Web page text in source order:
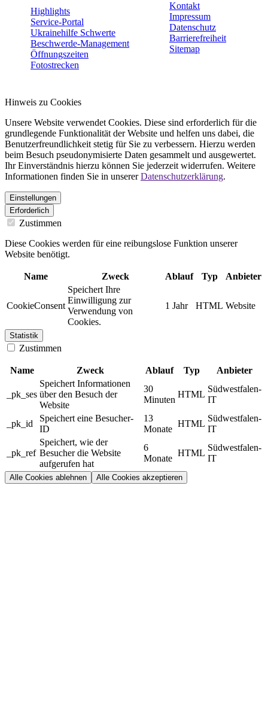
Highlights
Service-Portal
Ukrainehilfe Schwerte
Beschwerde-Management
Öffnungszeiten
Fotostrecken
Kontakt
Impressum
Datenschutz
Barrierefreiheit
Sitemap
Hinweis zu Cookies
Unsere Website verwendet Cookies. Diese sind erforderlich für die
grundlegende Funktionalität der Website und helfen uns dabei, die
Benutzerfreundlichkeit stetig für Sie zu verbessern. Hierzu werden
beim Besuch pseudonymisierte Daten gesammelt und ausgewertet.
Ihr Einverständnis hierzu können Sie jederzeit widerrufen. Weitere
Informationen finden Sie in unsererDatenschutzerklärung.
Einstellungen
Erforderlich
Zustimmen
Diese Cookies werden für eine reibungslose Funktion unserer
Website benötigt.
Name Zweck Ablauf Typ Anbieter
CookieConsent
Speichert Ihre
Einwilligung zur
Verwendung von
Cookies.
1 Jahr HTML Website
Statistik
Zustimmen
Name Zweck Ablauf Typ Anbieter
_pk_ses
Speichert Informationen
über den Besuch der
Website
30
Minuten
HTML
Südwestfalen-
IT
_pk_id
Speichert eine Besucher-
ID
13
Monate
HTML
Südwestfalen-
IT
_pk_ref
Speichert, wie der
Besucher die Website
aufgerufen hat
6
Monate
HTML
Südwestfalen-
IT
Alle Cookies ablehnen Alle Cookies akzeptieren